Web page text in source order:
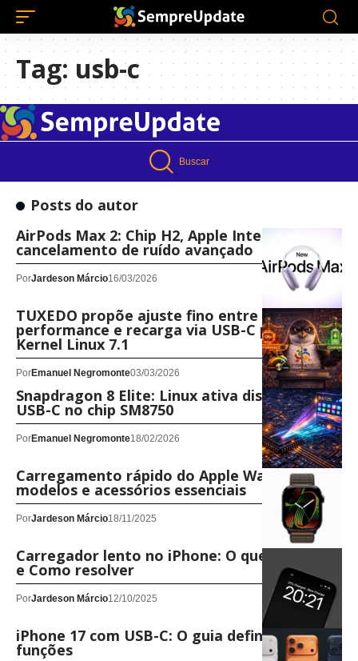
Tag: usb-c
Buscar
Posts do autor
AirPods Max 2: Chip H2, Apple Intelligence e
cancelamento de ruído avançado
PorJardeson Márcio16/03/2026
TUXEDO propõe ajuste fino entre
performance e recarga via USB-C para o
Kernel Linux 7.1
PorEmanuel Negromonte03/03/2026
Snapdragon 8 Elite: Linux ativa display e
USB-C no chip SM8750
PorEmanuel Negromonte18/02/2026
Carregamento rápido do Apple Watch:
modelos e acessórios essenciais
PorJardeson Márcio18/11/2025
Carregador lento no iPhone: O que significa
e Como resolver
PorJardeson Márcio12/10/2025
iPhone 17 com USB-C: O guia definitivo de
funções